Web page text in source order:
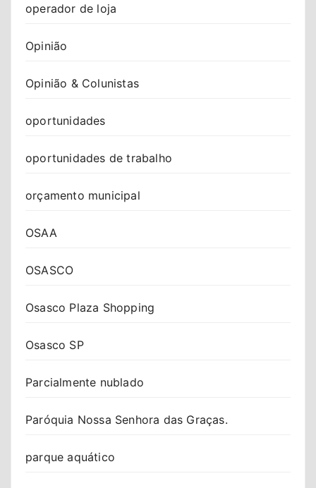
operador de loja
Opinião
Opinião & Colunistas
oportunidades
oportunidades de trabalho
orçamento municipal
OSAA
OSASCO
Osasco Plaza Shopping
Osasco SP
Parcialmente nublado
Paróquia Nossa Senhora das Graças.
parque aquático